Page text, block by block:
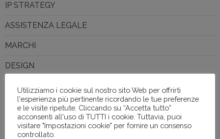
IP STRATEGY
ASSISTENZA LEGALE
MARCHI
DESIGN
BREVETTI
KNOW – HOW
Sectors
Utilizziamo i cookie sul nostro sito Web per offrirti
l'esperienza più pertinente ricordando le tue preferenze
e le visite ripetute. Cliccando su “Accetta tutto”
acconsenti all'uso di TUTTI i cookie. Tuttavia, puoi
visitare "Impostazioni cookie" per fornire un consenso
controllato.